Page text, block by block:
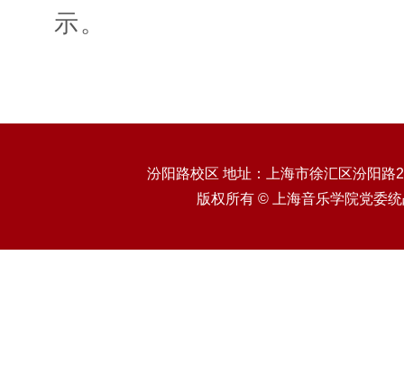
示。
汾阳路校区 地址：上海市徐汇区汾阳路
版权所有 © 上海音乐学院党委